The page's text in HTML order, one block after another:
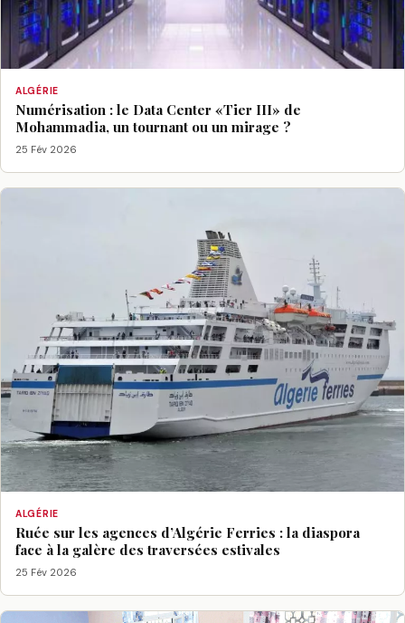
ALGÉRIE
Numérisation : le Data Center «Tier III» de
Mohammadia, un tournant ou un mirage ?
25 Fév 2026
ALGÉRIE
Ruée sur les agences d’Algérie Ferries : la diaspora
face à la galère des traversées estivales
25 Fév 2026